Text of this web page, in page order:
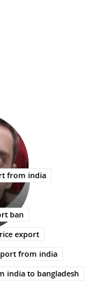
from india
ban
rice export
from india
india to bangladesh